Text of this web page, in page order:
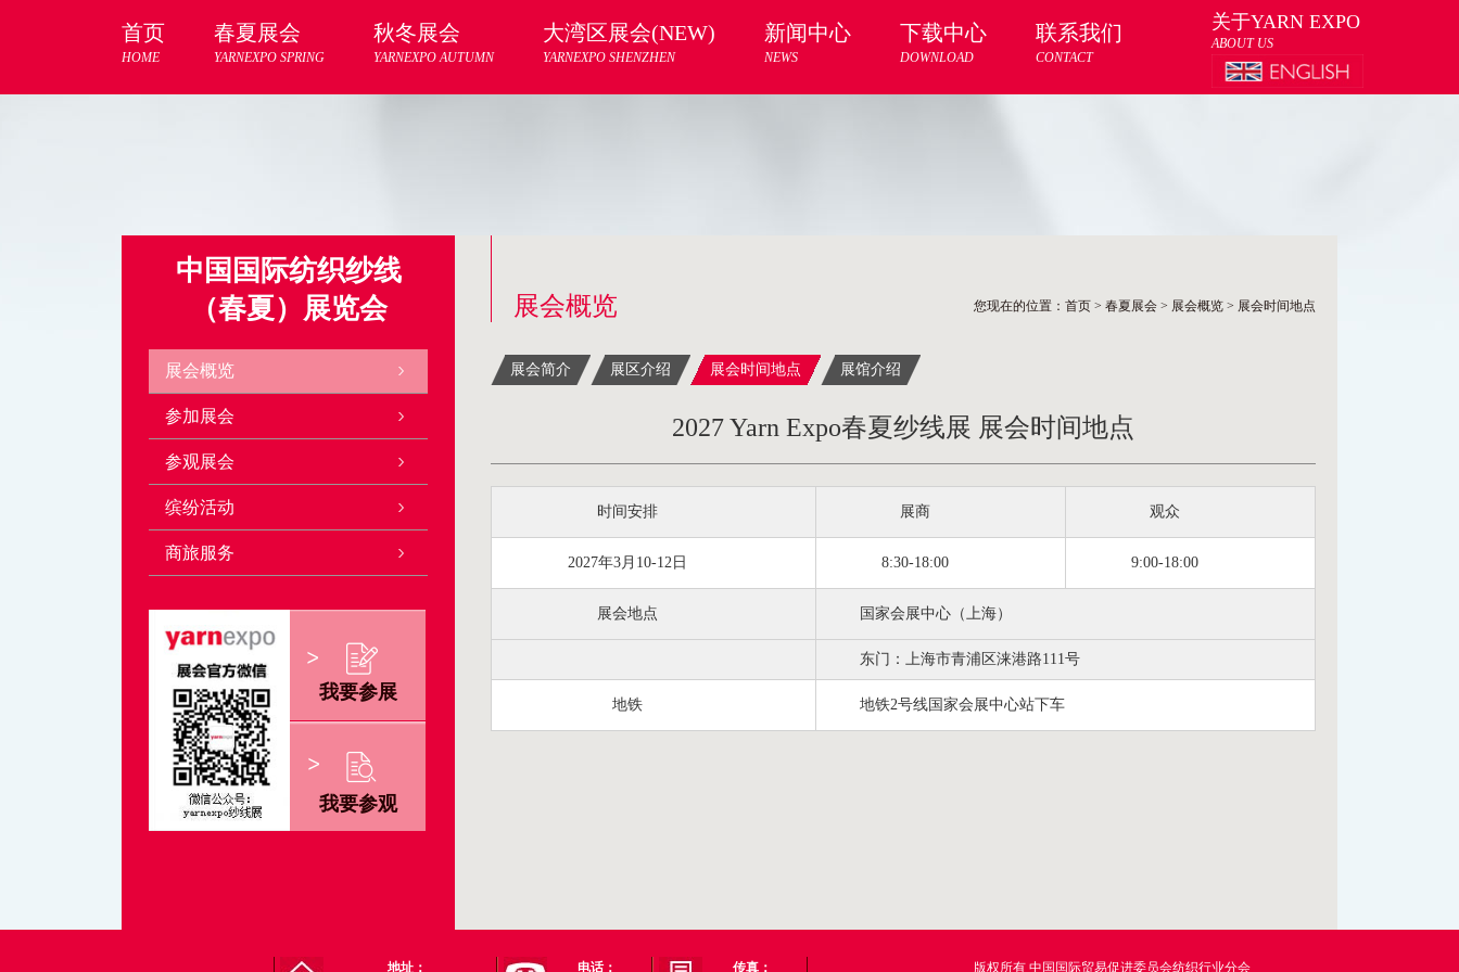
首页
HOME
春夏展会
YARNEXPO SPRING
秋冬展会
YARNEXPO AUTUMN
大湾区展会(NEW)
YARNEXPO SHENZHEN
新闻中心
NEWS
下载中心
DOWNLOAD
联系我们
CONTACT
关于YARN EXPO
ABOUT US
中国国际纺织纱线
（春夏）展览会
展会概览
参加展会
参观展会
缤纷活动
商旅服务
我要参展
我要参观
展会概览 您现在的位置： 首页 > 春夏展会 > 展会概览 > 展会时间地点
展会简介 展区介绍 展会时间地点 展馆介绍
2027 Yarn Expo春夏纱线展 展会时间地点
时间安排 展商 观众
2027年3月10-12日 8:30-18:00 9:00-18:00
展会地点 国家会展中心（上海）
东门： 上海市青浦区涞港路111号
地铁 地铁2号线国家会展中心站下车
地址： 电话： 传真： 版权所有 中国国际贸易促进委员会纺织行业分会